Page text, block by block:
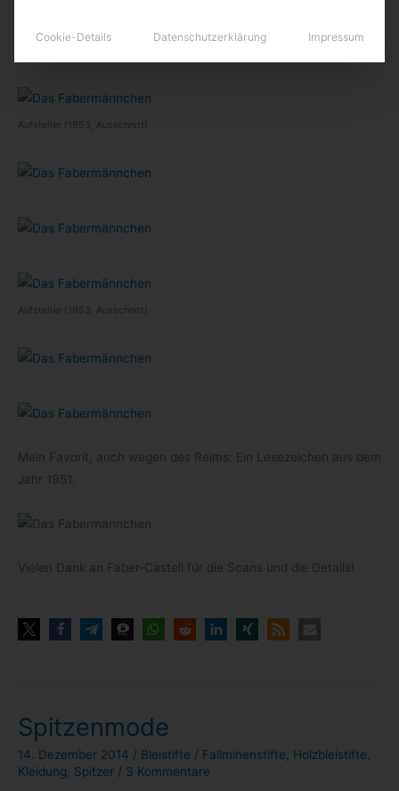
Auf­stel­ler (1953, Ausschnitt)
Auf­stel­ler (1953, Ausschnitt)
Mein Favo­rit, auch wegen des Reims: Ein Lese­zei­chen aus dem
Jahr 1951.
Vie­len Dank an Faber-​Castell für die Scans und die Details!
Spitzenmode
14. Dezember 2014 / Bleistifte / Fallminenstifte, Holzbleistifte,
Kleidung, Spitzer / 3 Kommentare
Cookie-Details Datenschutzerklärung Impressum